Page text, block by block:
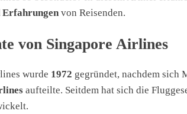
Erfahrungen von Reisenden.
von Singapore Airlines
wurde 1972 gegründet, nachdem sich
aufteilte. Seitdem hat sich die